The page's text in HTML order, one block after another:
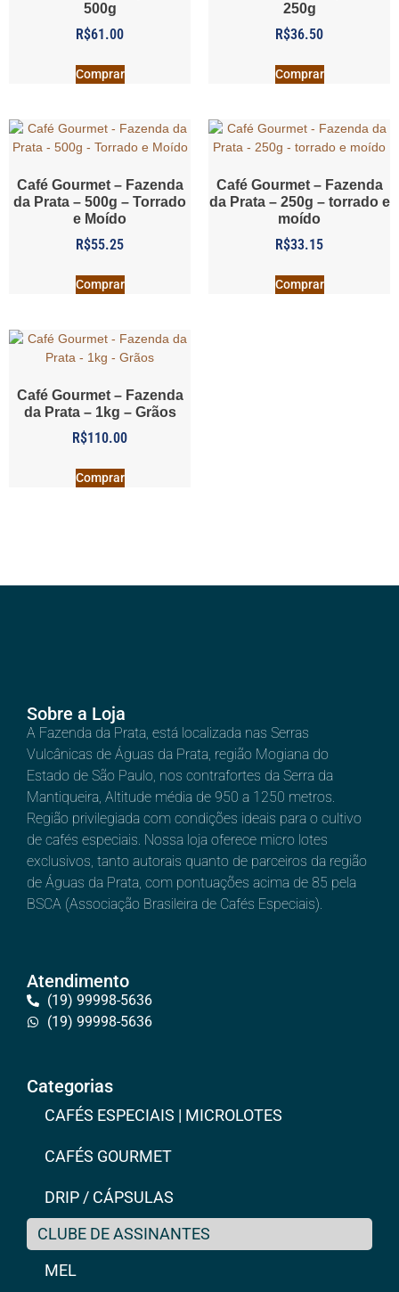
500g
R$61.00
Comprar
250g
R$36.50
Comprar
Café Gourmet – Fazenda
da Prata – 500g – Torrado
e Moído
R$55.25
Comprar
Café Gourmet – Fazenda
da Prata – 250g – torrado e
moído
R$33.15
Comprar
Café Gourmet – Fazenda
da Prata – 1kg – Grãos
R$110.00
Comprar
Sobre a Loja
A Fazenda da Prata, está localizada nas Serras
Vulcânicas de Águas da Prata, região Mogiana do
Estado de São Paulo, nos contrafortes da Serra da
Mantiqueira, Altitude média de 950 a 1250 metros.
Região privilegiada com condições ideais para o cultivo
de cafés especiais. Nossa loja oferece micro lotes
exclusivos, tanto autorais quanto de parceiros da região
de Águas da Prata, com pontuações acima de 85 pela
BSCA (Associação Brasileira de Cafés Especiais).
Atendimento
(19) 99998-5636
(19) 99998-5636
Categorias
CAFÉS ESPECIAIS | MICROLOTES
CAFÉS GOURMET
DRIP / CÁPSULAS
CLUBE DE ASSINANTES
MEL